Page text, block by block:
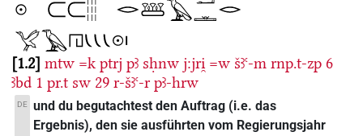
1.2 mtw =k ptrj pꜣ sḥnw j:jri̯ =w šꜣꜥ-m rnp.t-zp 6
ꜣbd 1 pr.t sw 29 r-šꜣꜥ-r pꜣ-hrw
DE und du begutachtest den Auftrag (i.e. das
Ergebnis), den sie ausführten vom Regierungsjahr